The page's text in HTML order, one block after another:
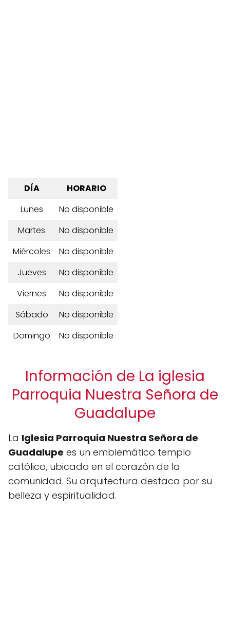
DÍA
HORARIO
Lunes
No disponible
Martes
No disponible
Miércoles
No disponible
Jueves
No disponible
Viernes
No disponible
Sábado
No disponible
Domingo
No disponible
Información de La iglesia
Parroquia Nuestra Señora de
Guadalupe
La Iglesia Parroquia Nuestra Señora de
Guadalupe es un emblemático templo
católico, ubicado en el corazón de la
comunidad. Su arquitectura destaca por su
belleza y espiritualidad.